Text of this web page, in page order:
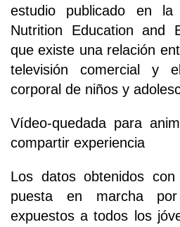
estudio publicado en
Nutrition Education and
que existe una relación
televisión comercial y
corporal de niños y
Vídeo-quedada para
compartir experiencia
Los datos obtenidos
puesta en marcha
expuestos a todos los